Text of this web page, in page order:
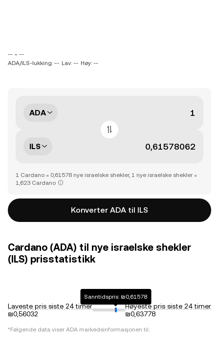
-- ~ --
ADA/ILS-lukking: -- Lav: -- Høy: --
ADA
ILS
1 Cardano = 0,61578 nye israelske shekler, 1 nye israelske shekler =
1,623 Cardano
Konverter ADA til ILS
Cardano (ADA) til nye israelske shekler
(ILS) prisstatistikk
Laveste pris siste 24 timer
₪0,56032
Sanntidspris: ₪0,61578
Høyeste pris siste 24 timer
₪0,63778
*Følgende data viser ADA markedsinformasjonen til.